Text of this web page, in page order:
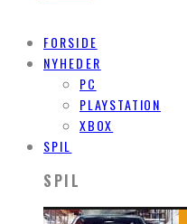
FORSIDE
NYHEDER
PC
PLAYSTATION
XBOX
SPIL
SPIL